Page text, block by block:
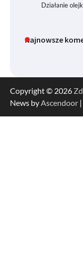
Działanie
Najnowsze
Copyright © 2026
News byAscendoor